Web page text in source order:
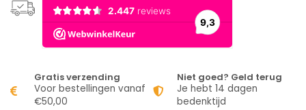
Gratis verzending
Voor bestellingen vanaf
€50,00
Niet goed? Geld terug
Je hebt 14 dagen
bedenktijd